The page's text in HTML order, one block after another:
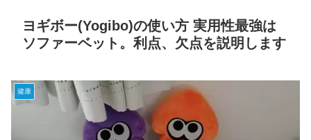
ヨギボー(Yogibo)の使い方 実用性最強は
ソファーベット。利点、欠点を説明します
健康